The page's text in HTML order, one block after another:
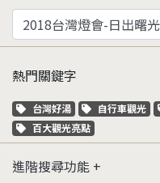
熱門關鍵字
關鍵字標籤
台灣好湯 關鍵字標籤
自行車觀光
關鍵字標籤
百大觀光亮點
進階搜尋功能